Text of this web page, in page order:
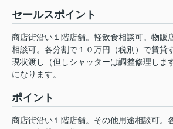
セールスポイント
商店街沿い１階店舗。軽飲食相談可。物販
相談可。各分割で１０万円（税別）で賃貸
現状渡し（但しシャッターは調整修理しま
になります。
ポイント
商店街沿い１階店舗。その他用途相談可。